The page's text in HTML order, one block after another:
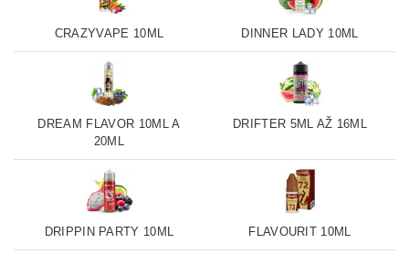
CRAZYVAPE 10ML DINNER LADY 10ML
DREAM FLAVOR 10ML A
20ML
DRIFTER 5ML AŽ 16ML
DRIPPIN PARTY 10ML FLAVOURIT 10ML